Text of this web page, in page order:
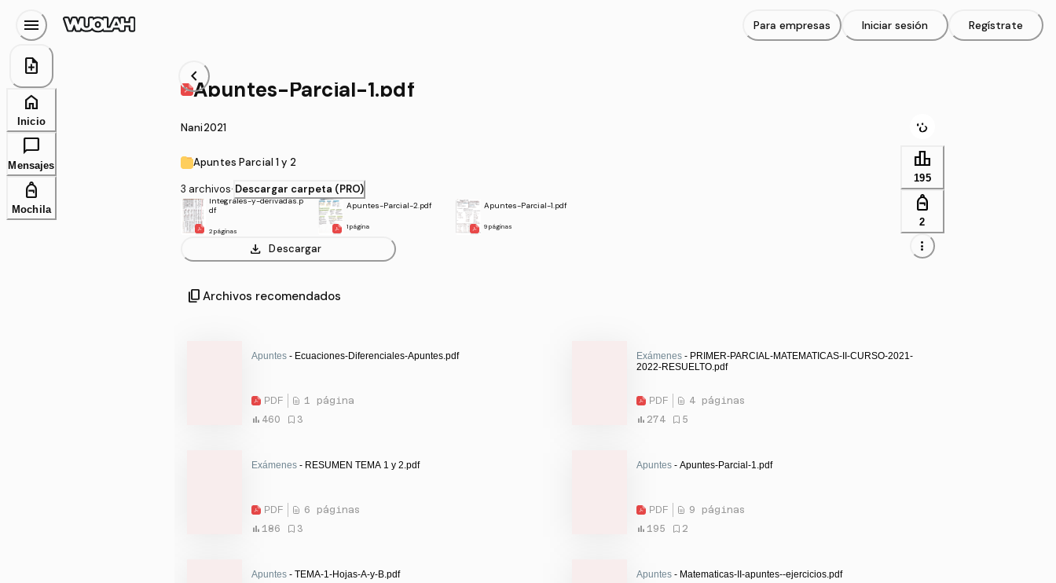
chevron_left
Apuntes-Parcial-1.pdf
Nani2021
Apuntes Parcial 1 y 2
3 archivos· Descargar carpeta (PRO)
Integrales-y-derivadas.p
df
2 páginas
Apuntes-Parcial-2.pdf
1 página
Apuntes-Parcial-1.pdf
9 páginas
download Descargar
leaderboard
195
personal_bag
2
more_vert
content_copy Archivos recomendados
Apuntes - Ecuaciones-Diferenciales-Apuntes.pdf
PDF
1 página
460
3
Exámenes - PRIMER-PARCIAL-MATEMATICAS-II-CURSO-2021-
2022-RESUELTO.pdf
PDF
4 páginas
274
5
Exámenes - RESUMEN TEMA 1 y 2.pdf
PDF
6 páginas
186
3
Apuntes - Apuntes-Parcial-1.pdf
PDF
9 páginas
195
2
Apuntes - TEMA-1-Hojas-A-y-B.pdf Apuntes - Matematicas-II-apuntes--ejercicios.pdf
Para empresas Iniciar sesión Regístrate
menu
note_add
home
Inicio
chat_bubble
Mensajes
personal_bag
Mochila